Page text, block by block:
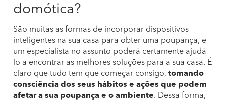
domótica?
São muitas as formas de incorporar dispositivos
inteligentes na sua casa para obter uma poupança, e
um especialista no assunto poderá certamente ajudá-
lo a encontrar as melhores soluções para a sua casa. É
claro que tudo tem que começar consigo, tomando
consciência dos seus hábitos e ações que podem
afetar a sua poupança e o ambiente. Dessa forma,